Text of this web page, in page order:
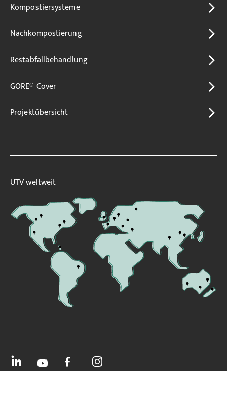
Kompostiersysteme
Nachkompostierung
Restabfallbehandlung
GORE® Cover
Projektübersicht
UTV weltweit